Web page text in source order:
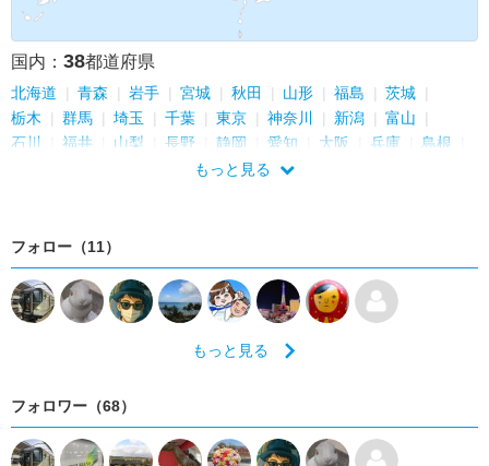
国内： 38都道府県
北海道 青森 岩手 宮城 秋田 山形 福島
茨城
栃木
群馬 埼玉 千葉 東京 神奈川 新潟
富山
石川
福井 山梨 長野 静岡 愛知 大阪 兵庫
島根
愛媛 高知
もっと見る
フォロー（11）
もっと見る
フォロワー（68）